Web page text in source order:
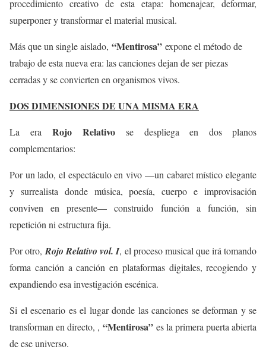
procedimiento creativo de esta etapa: homenajear, deformar,
superponer y transformar el material musical.
Más que un single aislado, “Mentirosa” expone el método de
trabajo de esta nueva era: las canciones dejan de ser piezas
cerradas y se convierten en organismos vivos.
DOS DIMENSIONES DE UNA MISMA ERA
La era Rojo Relativose despliega en dos planos
complementarios:
Por un lado, el espectáculo en vivo —un cabaret místico elegante
y surrealista donde música, poesía, cuerpo e improvisación
conviven en presente— construido función a función, sin
repetición ni estructura fija.
Por otro,Rojo Relativo vol. I, el proceso musical que irá tomando
forma canción a canción en plataformas digitales, recogiendo y
expandiendo esa investigación escénica.
Si el escenario es el lugar donde las canciones se deforman y se
transforman en directo, , “Mentirosa” es la primera puerta abierta
de ese universo.